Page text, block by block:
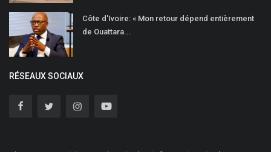
Côte d'Ivoire: « Mon retour dépend entièrement
de Ouattara...
RÉSEAUX SOCIAUX